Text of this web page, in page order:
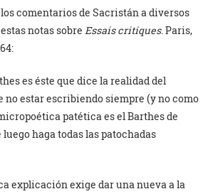
los comentarios de Sacristán a diversos
notas sobre Essais critiques. Paris,
es éste que dice la realidad del
no estar escribiendo siempre (y no como
patética es el Barthes de
haga todas las patochadas
explicación exige dar una nueva a la